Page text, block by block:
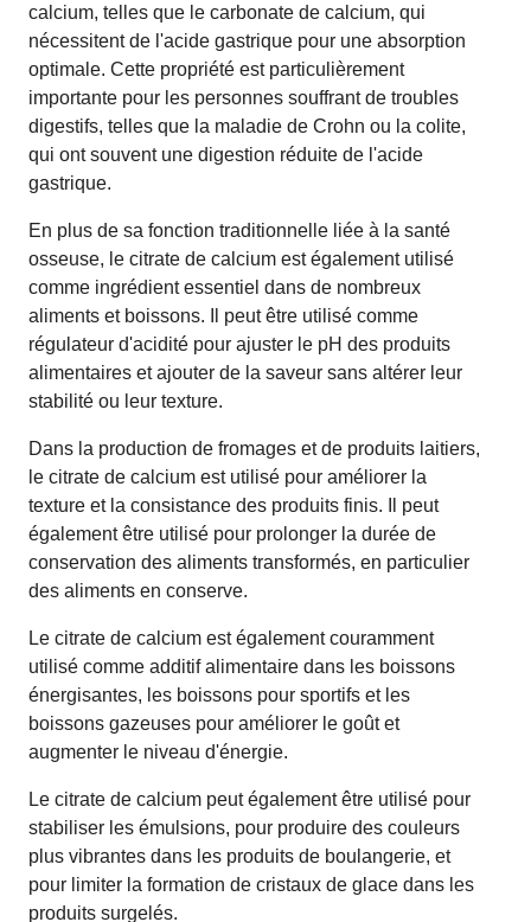
calcium, telles que le carbonate de calcium, qui
nécessitent de l'acide gastrique pour une absorption
optimale. Cette propriété est particulièrement
importante pour les personnes souffrant de troubles
digestifs, telles que la maladie de Crohn ou la colite,
qui ont souvent une digestion réduite de l'acide
gastrique.
En plus de sa fonction traditionnelle liée à la santé
osseuse, le citrate de calcium est également utilisé
comme ingrédient essentiel dans de nombreux
aliments et boissons. Il peut être utilisé comme
régulateur d'acidité pour ajuster le pH des produits
alimentaires et ajouter de la saveur sans altérer leur
stabilité ou leur texture.
Dans la production de fromages et de produits laitiers,
le citrate de calcium est utilisé pour améliorer la
texture et la consistance des produits finis. Il peut
également être utilisé pour prolonger la durée de
conservation des aliments transformés, en particulier
des aliments en conserve.
Le citrate de calcium est également couramment
utilisé comme additif alimentaire dans les boissons
énergisantes, les boissons pour sportifs et les
boissons gazeuses pour améliorer le goût et
augmenter le niveau d'énergie.
Le citrate de calcium peut également être utilisé pour
stabiliser les émulsions, pour produire des couleurs
plus vibrantes dans les produits de boulangerie, et
pour limiter la formation de cristaux de glace dans les
produits surgelés.